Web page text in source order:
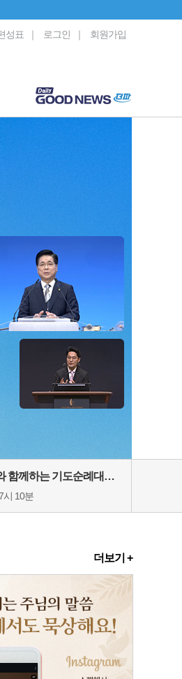
성표 ｜ 로그인 ｜ 회원가입
김대성 목사와 함께하는 기도순례대행전 부흥회
시 10분
더보기 +